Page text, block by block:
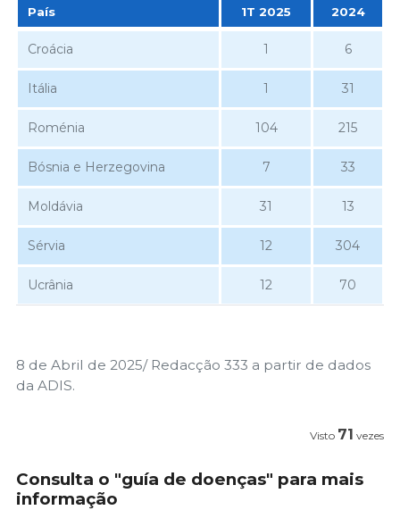
País 1T 2025
2024
País
1T 2025 2024
Croácia 1 6
Itália 1 31
Roménia 104 215
Bósnia e Herzegovina 7 33
Moldávia 31 13
Sérvia 12 304
Ucrânia 12 70
8 de Abril de 2025/ Redacção 333 a partir de dados
da ADIS.
Visto 71 vezes
Consulta o "guía de doenças" para mais
informação